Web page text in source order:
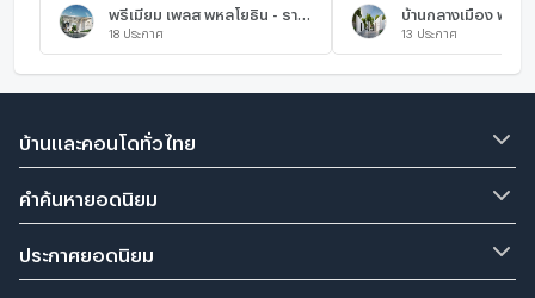
18 ประกาศ 13 ประกาศ
บ้านและคอนโดทั่วไทย
คำค้นหายอดนิยม
ประกาศยอดนิยม